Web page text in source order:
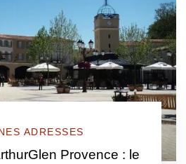
ADRESSES
Provence : le